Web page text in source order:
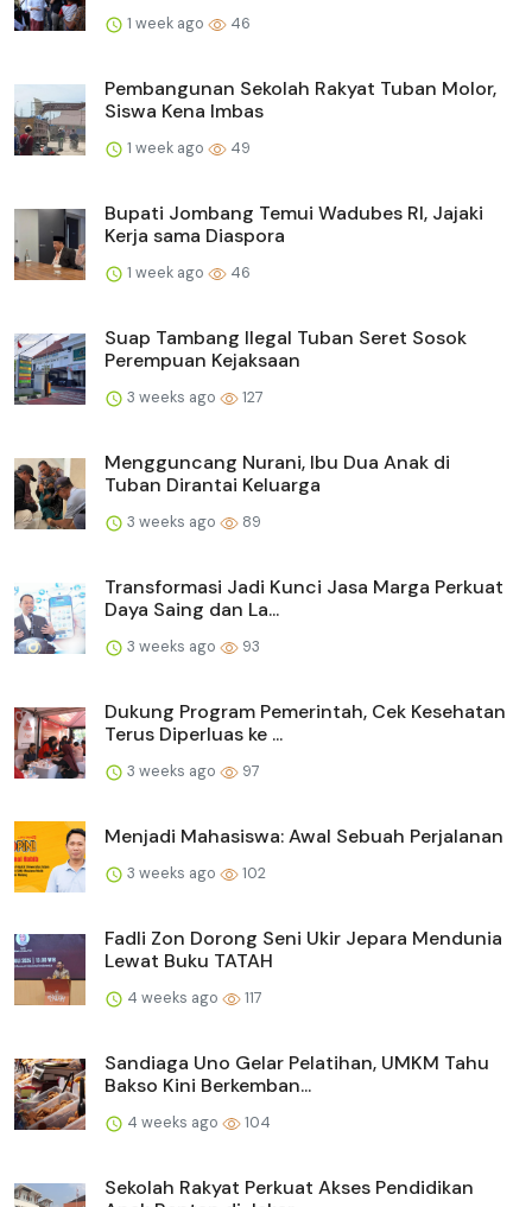
1 week ago 46
Pembangunan Sekolah Rakyat Tuban Molor,
Siswa Kena Imbas
1 week ago 49
Bupati Jombang Temui Wadubes RI, Jajaki
Kerja sama Diaspora
1 week ago 46
Suap Tambang Ilegal Tuban Seret Sosok
Perempuan Kejaksaan
3 weeks ago 127
Mengguncang Nurani, Ibu Dua Anak di
Tuban Dirantai Keluarga
3 weeks ago 89
Transformasi Jadi Kunci Jasa Marga Perkuat
Daya Saing dan La...
3 weeks ago 93
Dukung Program Pemerintah, Cek Kesehatan
Terus Diperluas ke ...
3 weeks ago 97
Menjadi Mahasiswa: Awal Sebuah Perjalanan
3 weeks ago 102
Fadli Zon Dorong Seni Ukir Jepara Mendunia
Lewat Buku TATAH
4 weeks ago 117
Sandiaga Uno Gelar Pelatihan, UMKM Tahu
Bakso Kini Berkemban...
4 weeks ago 104
Sekolah Rakyat Perkuat Akses Pendidikan